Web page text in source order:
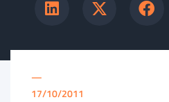
—
17/10/2011